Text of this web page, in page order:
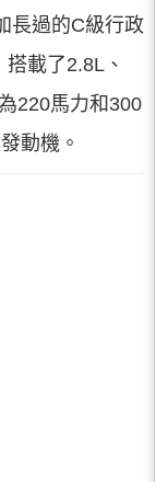
長過的C級行政
載了2.8L、
220馬力和300
動機。